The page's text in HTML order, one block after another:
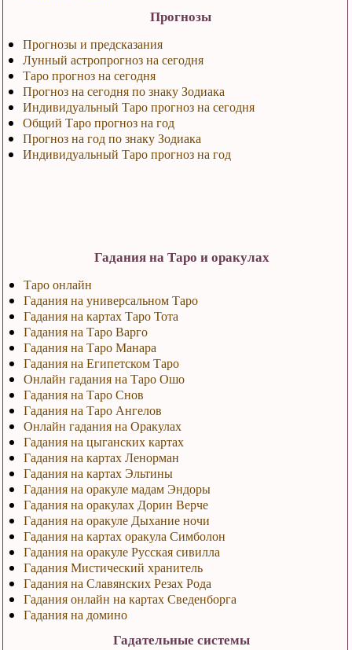
Прогнозы
Прогнозы и предсказания
Лунный астропрогноз на сегодня
Таро прогноз на сегодня
Прогноз на сегодня по знаку Зодиака
Индивидуальный Таро прогноз на сегодня
Общий Таро прогноз на год
Прогноз на год по знаку Зодиака
Индивидуальный Таро прогноз на год
Гадания на Таро и оракулах
Таро онлайн
Гадания на универсальном Таро
Гадания на картах Таро Тота
Гадания на Таро Варго
Гадания на Таро Манара
Гадания на Египетском Таро
Онлайн гадания на Таро Ошо
Гадания на Таро Снов
Гадания на Таро Ангелов
Онлайн гадания на Оракулах
Гадания на цыганских картах
Гадания на картах Ленорман
Гадания на картах Эльтины
Гадания на оракуле мадам Эндоры
Гадания на оракулах Дорин Верче
Гадания на оракуле Дыхание ночи
Гадания на картах оракула Симболон
Гадания на оракуле Русская сивилла
Гадания Мистический хранитель
Гадания на Славянских Резах Рода
Гадания онлайн на картах Сведенборга
Гадания на домино
Гадательные системы